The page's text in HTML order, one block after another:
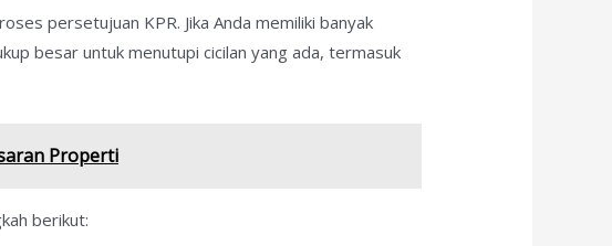
persetujuan KPR. Jika Anda memiliki banyak
besar untuk menutupi cicilan yang ada, termasuk
Properti
berikut: